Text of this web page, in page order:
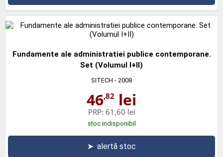
Fundamente ale administratiei publice contemporane.
Set (Volumul I+II)
SITECH - 2008
46,82 lei
PRP: 61,60 lei
stoc indisponibil
➤ alertă stoc